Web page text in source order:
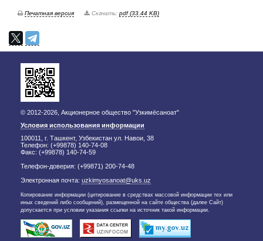
Печатная версия Скачать: pdf (33.44 KB)
© 2012-2026, Акционерное общество "Узкимёсаноат"
Условия использования информации
100011, г. Ташкент, Узбекистан ул. Навои, 38
Телефон: (+99878) 140-74-08
Факс: (+99878) 140-74-59
Телефон-доверия: (+99871) 200-74-48
Электронная почта: uzkimyosanoat@uks.uz
Копирование информации (цитирование в средствах массовой информации тех или
иных сведений либо сообщений), размещенной на сайте общества (далее Сайт)
допускается при условии указания ссылки на источник такой информации.